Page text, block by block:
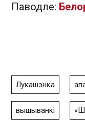
Паводле:
Лукашэнка
вышыванкі